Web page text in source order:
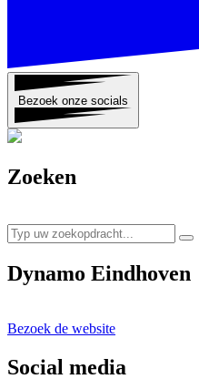
Bezoek onze socials
Zoeken
Dynamo Eindhoven
Bezoek de website
Social media